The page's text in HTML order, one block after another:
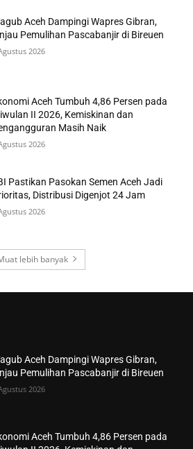
Aceh Dampingi Wapres Gibran,
Pemulihan Pascabanjir di Bireuen
2026
Aceh Tumbuh 4,86 Persen pada
II 2026, Kemiskinan dan
Masih Naik
2026
Pastikan Pasokan Semen Aceh Jadi
Distribusi Digenjot 24 Jam
2026
lebih banyak
Aceh Dampingi Wapres Gibran,
Pemulihan Pascabanjir di Bireuen
2026
Aceh Tumbuh 4,86 Persen pada